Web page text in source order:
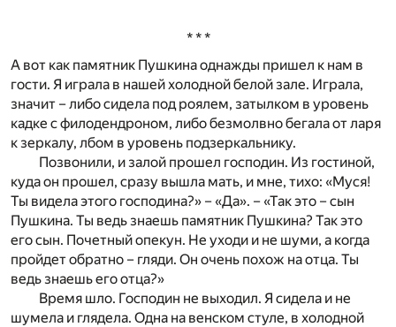
* * *
А вот как памятник Пушкина однажды пришел к нам в
гости. Я играла в нашей холодной белой зале. Играла,
значит – либо сидела под роялем, затылком в уровень
кадке с филодендроном, либо безмолвно бегала от ларя
к зеркалу, лбом в уровень подзеркальнику.
Позвонили, и залой прошел господин. Из гостиной,
куда он прошел, сразу вышла мать, и мне, тихо: «Муся!
Ты видела этого господина?» – «Да». – «Так это – сын
Пушкина. Ты ведь знаешь памятник Пушкина? Так это
его сын. Почетный опекун. Не уходи и не шуми, а когда
пройдет обратно – гляди. Он очень похож на отца. Ты
ведь знаешь его отца?»
Время шло. Господин не выходил. Я сидела и не
шумела и глядела. Одна на венском стуле, в холодной